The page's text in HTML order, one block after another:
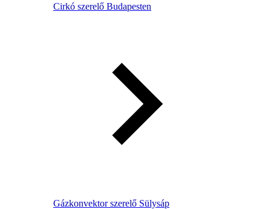
Cirkó szerelő Budapesten
Gázkonvektor szerelő Sülysáp